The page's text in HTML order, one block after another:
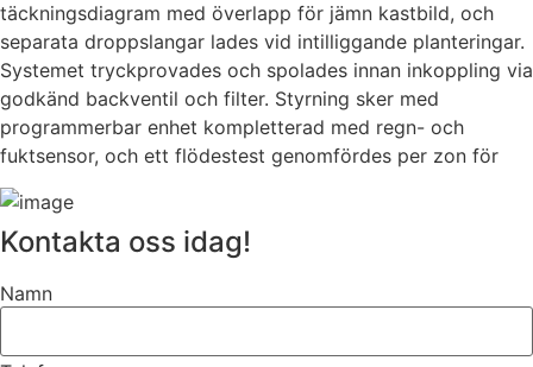
täckningsdiagram med överlapp för jämn kastbild, och
separata droppslangar lades vid intilliggande planteringar.
Systemet tryckprovades och spolades innan inkoppling via
godkänd backventil och filter. Styrning sker med
programmerbar enhet kompletterad med regn- och
fuktsensor, och ett flödestest genomfördes per zon för
Kontakta oss idag!
Namn